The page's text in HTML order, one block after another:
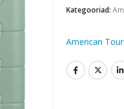
Kategooriad:
American